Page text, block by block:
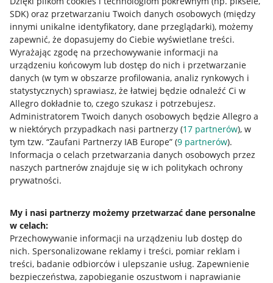
SDK) oraz przetwarzaniu Twoich danych osobowych (między
innymi unikalne identyfikatory, dane przeglądarki), możemy
zapewnić, że dopasujemy do Ciebie wyświetlane treści.
Wyrażając zgodę na przechowywanie informacji na
urządzeniu końcowym lub dostęp do nich i przetwarzanie
danych (w tym w obszarze profilowania, analiz rynkowych i
statystycznych) sprawiasz, że łatwiej będzie odnaleźć Ci w
Allegro dokładnie to, czego szukasz i potrzebujesz.
Administratorem Twoich danych osobowych będzie Allegro a
w niektórych przypadkach nasi partnerzy (17 partnerów), w
tym tzw. “Zaufani Partnerzy IAB Europe” (9 partnerów).
Informacja o celach przetwarzania danych osobowych przez
naszych partnerów znajduje się w ich politykach ochrony
prywatności.
My i nasi partnerzy możemy przetwarzać dane personalne
w celach:
Przechowywanie informacji na urządzeniu lub dostęp do
nich. Spersonalizowane reklamy i treści, pomiar reklam i
treści, badanie odbiorców i ulepszanie usług. Zapewnienie
bezpieczeństwa, zapobieganie oszustwom i naprawianie
Przydatne informacje
Jak to działa
Napisz do nas
Allegro Gadane dla kupujących
Mapa miejscowości
Informacje prawne